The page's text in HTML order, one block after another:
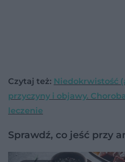
Czytaj też: Niedokrwistość
przyczyny i objawy.
leczenie
Sprawdź, co jeść przy